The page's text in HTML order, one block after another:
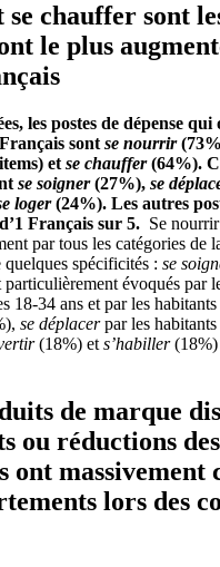
chauffer sont
le plus
les postes de dépense qui
sont se nourrir
et se chauffer(64%).
se soigner(27%), se
loger(24%). Les autres
Français sur 5. Se
par tous les catégories de
spécificités : se
évoqués par
18-34 ans et par les habitants
se déplacerpar les
(18%) et s’habiller(18%)
de marque
ou réductions
ont massivement
lors des